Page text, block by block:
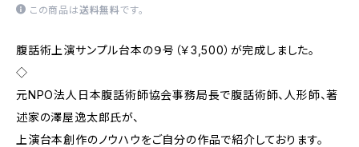
この商品は送料無料です。
腹話術上演サンプル台本の９号（￥3,500）が完成しました。
◇
元NPO法人日本腹話術師協会事務局長で腹話術師、人形師、著
述家の澤屋逸太郎氏が、
上演台本創作のノウハウをご自分の作品で紹介しております。